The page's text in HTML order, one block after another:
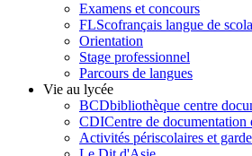
Examens et concours
FLScofrançais langue de
Orientation
Stage professionnel
Parcours de langues
Vie au lycée
BCDbibliothèque centre
CDICentre de
Activités périscolaires et